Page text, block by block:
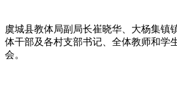
虞城县教体局副局长崔晓华、大杨集镇
体干部及各村支部书记、全体教师和学
会。